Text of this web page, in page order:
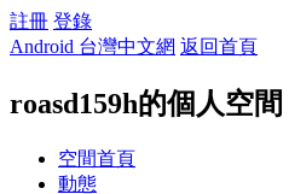
註冊 登錄
Android 台灣中文網 返回首頁
roasd159h的個人空間
空間首頁
動態